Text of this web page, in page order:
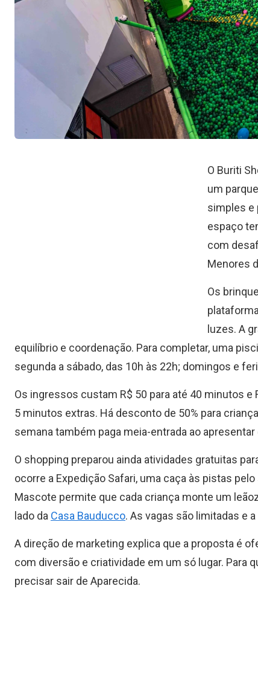
O Buriti
um
simples e
espaço
com
Menores
Os
luzes. A
equilíbrio e coordenação. Para completar, uma
segunda a sábado, das 10h às 22h; domingos e
Os ingressos custam R$ 50 para até 40 minutos e
5 minutos extras. Há desconto de 50% para
semana também paga meia-entrada ao
O shopping preparou ainda atividades gratuitas
ocorre a Expedição Safari, uma caça às pistas
Mascote permite que cada criança monte um
lado da Casa Bauducco. As vagas são limitadas e
A direção de marketing explica que a proposta é
com diversão e criatividade em um só lugar. Para
precisar sair de Aparecida.